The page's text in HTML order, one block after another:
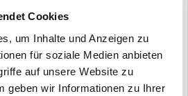
Cookies
um Inhalte und Anzeigen zu
für soziale Medien anbieten
auf unsere Website zu
geben wir Informationen zu Ihrer
LIEBHERR17